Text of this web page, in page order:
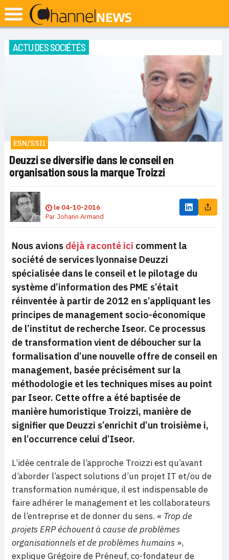
ACTU DES SOCIÉTÉS
ESN/SSII
Deuzzi se diversifie dans le conseil en
organisation sous la marque Troizzi
le 04-10-2016
Par Johann Armand
Nous avions déjà raconté ici comment la
société de services lyonnaise Deuzzi
spécialisée dans le conseil et le pilotage du
système d’information des PME s’était
réinventée à partir de 2012 en s’appliquant les
principes de management socio-économique
de l’institut de recherche Iseor. Ce processus
de transformation vient de déboucher sur la
formalisation d’une nouvelle offre de conseil en
management, basée précisément sur la
méthodologie et les techniques mises au point
par Iseor. Cette offre a été baptisée de
manière humoristique Troizzi, manière de
signifier que Deuzzi s’enrichit d’un troisième i,
en l’occurrence celui d’Iseor.
L’idée centrale de l’approche Troizzi est qu’avant
d’aborder l’aspect solutions d’un projet IT et/ou de
transformation numérique, il est indispensable de
faire adhérer le management et les collaborateurs
de l’entreprise et de donner du sens. « Trop de
projets ERP échouent à cause de problèmes
organisationnels et de problèmes humains »,
explique Grégoire de Préneuf, co-fondateur de